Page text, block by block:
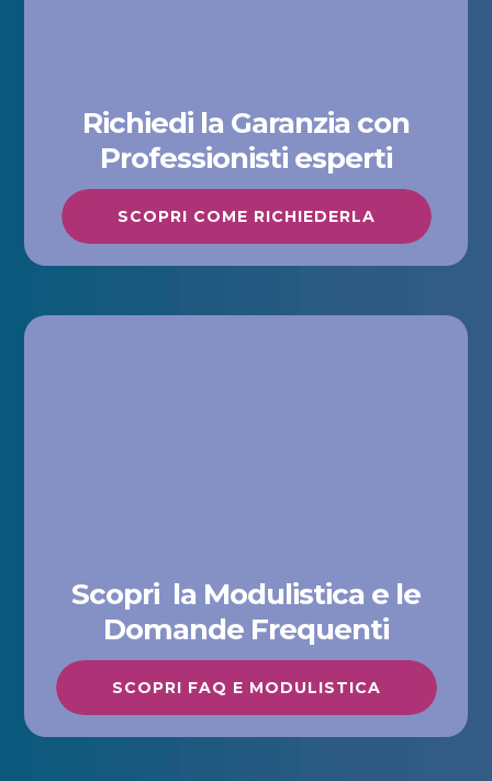
Richiedi la Garanzia con
Professionisti esperti
SCOPRI COME RICHIEDERLA
Scopri la Modulistica e le
Domande Frequenti
SCOPRI FAQ E MODULISTICA